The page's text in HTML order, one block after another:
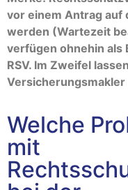
vor einem Antrag auf
werden (Wartezeit
verfügen ohnehin als
RSV. Im Zweifel
Versicherungsmakler
Welche
mit